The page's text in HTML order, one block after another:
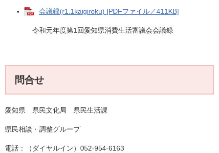
会議録(r1.1kaigiroku) [PDFファイル／411KB]
令和元年度第1回愛知県消費生活審議会会議録
問合せ
愛知県 県民文化局 県民生活課
県民相談・調整グループ
電話：（ダイヤルイン）052-954-6163